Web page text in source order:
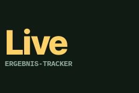
Live
ERGEBNIS-TRACKER